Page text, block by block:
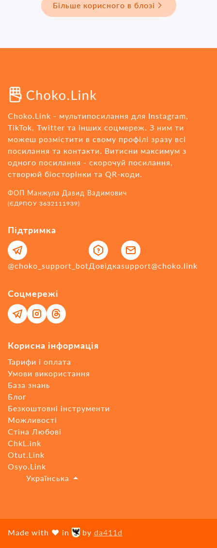
Більше корисного в блозі
Choko.Link - мультипосилання для Instagram,
TikTok, Twitter та інших соцмереж. З ним ти
можеш розмістити в свому профілі зразу всі
посилання та контакти. Витисни максимум з
одного посилання - cкорочуй посилання,
створюй біосторінки та QR-коди.
ФОП Манжула Давид Вадимович
(ЄДРПОУ 3632111939)
Підтримка
@choko_support_botДовідкаsupport@choko.link
Соцмережі
Корисна інформація
Тарифи і оплата
Умови використання
База знань
Блог
Безкоштовні інструменти
Можливості
Стіна Любові
ChkL.ink
Otut.Link
Osyo.Link
Українська
Made with ❤ in by da411d